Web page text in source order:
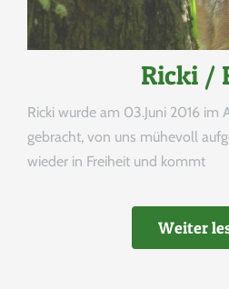
Ricki /
Ricki wurde am 03.Juni 2016 im
gebracht, von uns mühevoll
wieder in Freiheit und kommt
Weiter